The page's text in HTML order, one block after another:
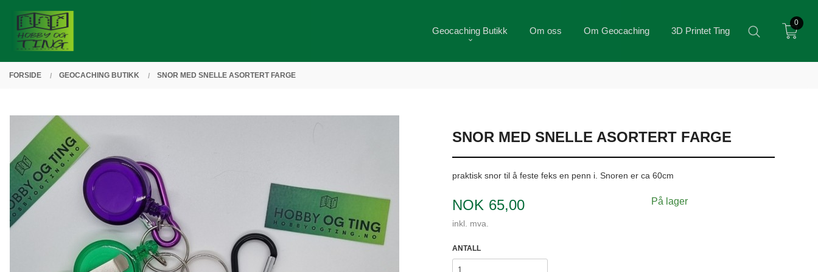
innholdet
PRODUKTER
Geocaching Butikk Om oss Om Geocaching 3D Printet Ting
Lukk
0
FORSIDE GEOCACHING BUTIKK SNOR MED SNELLE ASORTERT FARGE
SNOR MED SNELLE ASORTERT FARGE
praktisk snor til å feste feks en penn i. Snoren er ca 60cm
Pris
NOK 65,00
inkl. mva.
På lager
ANTALL